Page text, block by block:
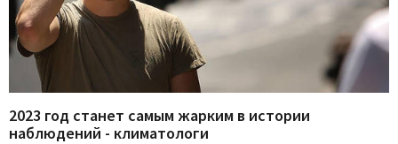
2023 год станет самым жарким в истории
наблюдений - климатологи